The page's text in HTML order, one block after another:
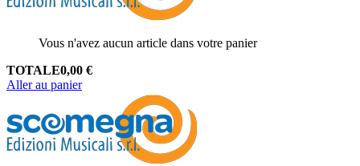
Vous n'avez aucun article dans votre panier
TOTALE0,00 €
Aller au panier